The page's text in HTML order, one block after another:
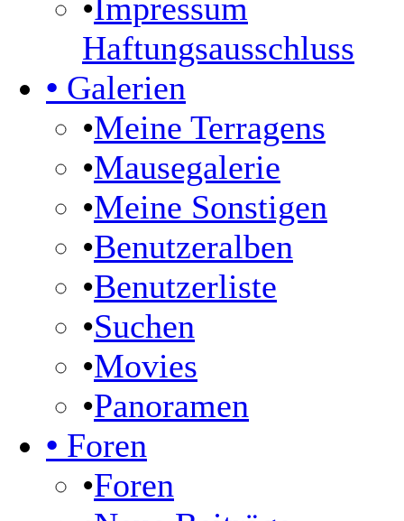
•Impressum
Haftungsausschluss
• Galerien
•Meine Terragens
•Mausegalerie
•Meine Sonstigen
•Benutzeralben
•Benutzerliste
•Suchen
•Movies
•Panoramen
• Foren
•Foren